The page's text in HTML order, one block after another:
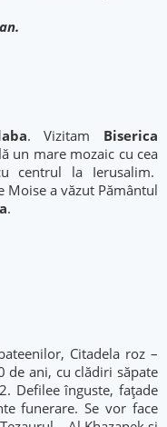
. Vizitam Biserica
un mare mozaic cu cea
centrul la Ierusalim.
Moise a văzut Pământul
.
Citadela roz –
de ani, cu clădiri săpate
Defilee înguste, faţade
funerare. Se vor face